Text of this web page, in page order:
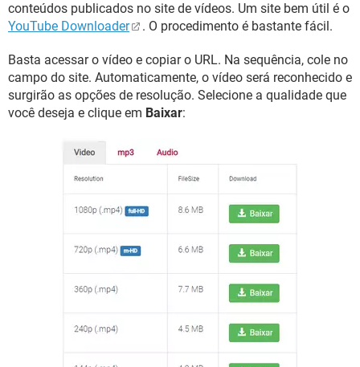
conteúdos publicados no site de vídeos. Um site bem útil é o
YouTube Downloader
. O procedimento é bastante fácil.
Basta acessar o vídeo e copiar o URL. Na sequência, cole no
campo do site. Automaticamente, o vídeo será reconhecido e
surgirão as opções de resolução. Selecione a qualidade que
você deseja e clique em Baixar: